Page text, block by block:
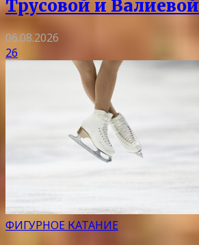
Трусовой и Валиевой
06.08.2026
26
ФИГУРНОЕ КАТАНИЕ